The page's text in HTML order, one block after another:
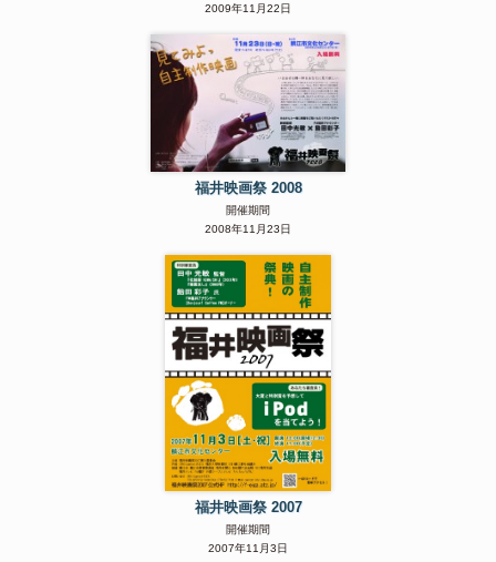
2009年11月22日
福井映画祭 2008
開催期間
2008年11月23日
福井映画祭 2007
開催期間
2007年11月3日